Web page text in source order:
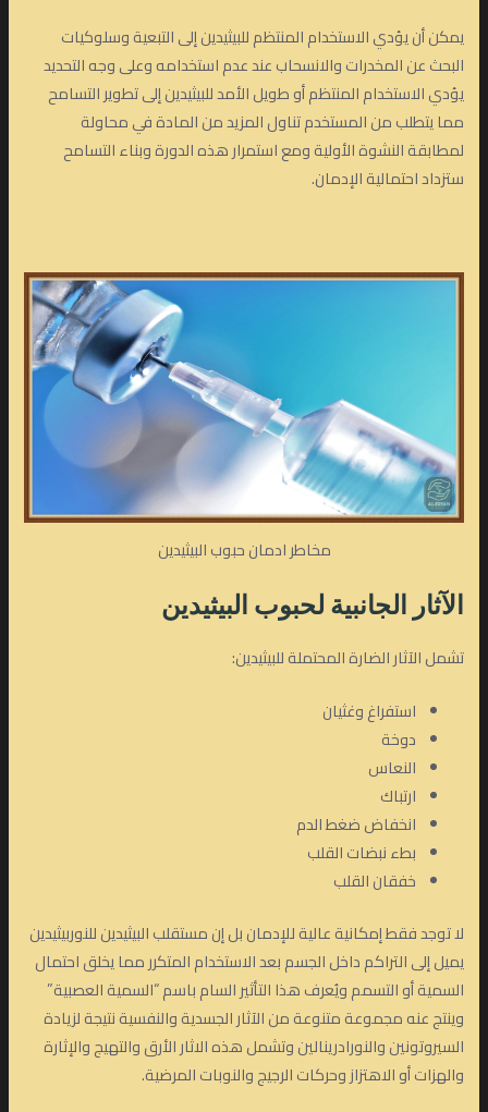
يمكن أن يؤدي الاستخدام المنتظم للبيثيدين إلى التبعية وسلوكيات
البحث عن المخدرات والانسحاب عند عدم استخدامه وعلى وجه التحديد
يؤدي الاستخدام المنتظم أو طويل الأمد للبيثيدين إلى تطوير التسامح
مما يتطلب من المستخدم تناول المزيد من المادة في محاولة
لمطابقة النشوة الأولية ومع استمرار هذه الدورة وبناء التسامح
ستزداد احتمالية الإدمان.
مخاطر ادمان حبوب البيثيدين
الآثار الجانبية لحبوب البيثيدين
تشمل الآثار الضارة المحتملة للبيثيدين:
استفراغ وغثيان
دوخة
النعاس
ارتباك
انخفاض ضغط الدم
بطء نبضات القلب
خفقان القلب
لا توجد فقط إمكانية عالية للإدمان بل إن مستقلب البيثيدين للنوربيثيدين
يميل إلى التراكم داخل الجسم بعد الاستخدام المتكرر مما يخلق احتمال
السمية أو التسمم ويُعرف هذا التأثير السام باسم “السمية العصبية”
وينتج عنه مجموعة متنوعة من الآثار الجسدية والنفسية نتيجة لزيادة
السيروتونين والنورادرينالين وتشمل هذه الاثار الأرق والتهيج والإثارة
والهزات أو الاهتزاز وحركات الرجيج والنوبات المرضية.